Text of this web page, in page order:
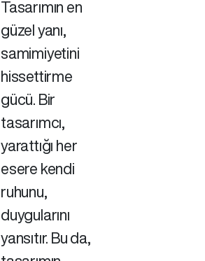
Tasarımın en
güzel yanı,
samimiyetini
hissettirme
gücü. Bir
tasarımcı,
yarattığı her
esere kendi
ruhunu,
duygularını
yansıtır. Bu da,